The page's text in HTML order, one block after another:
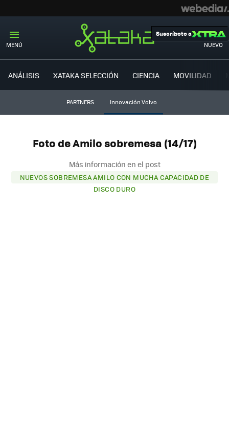
MENÚ NUEVO
Suscríbete a
ANÁLISIS XATAKA SELECCIÓN CIENCIA MOVILIDAD
PARTNERS Innovación Volvo
Foto de Amilo sobremesa (14/17)
Más información en el post
NUEVOS SOBREMESA AMILO CON MUCHA CAPACIDAD DE
DISCO DURO